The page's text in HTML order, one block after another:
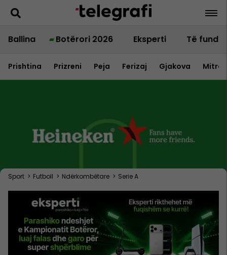
Ballina Botërori 2026 Eksperti Të fundit
Prishtina Prizreni Peja Ferizaj Gjakova
Sport > Futboll > Ndërkombëtare > Serie A